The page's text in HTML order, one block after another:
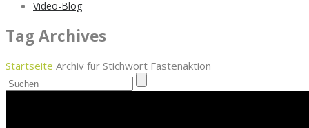
Video-Blog
Tag Archives
Startseite Archiv für Stichwort Fastenaktion